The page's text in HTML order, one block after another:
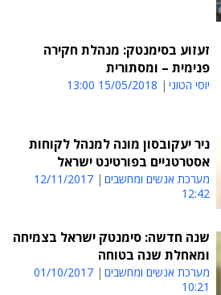
זעזוע בסימנטק: מנהלת חקירה
פנימית – ומסתורית
יוסי הטוני 15/05/2018 13:00
ניר יעקובסון מונה למנהל לקוחות
אסטרטגיים בפורטינט ישראל
מערכת אנשים ומחשבים
12/11/2017
12:42
שנה חדשה: סימנטק ישראל בצמיחה
ומאחלת שנה בטוחה
מערכת אנשים ומחשבים
01/10/2017
10:21